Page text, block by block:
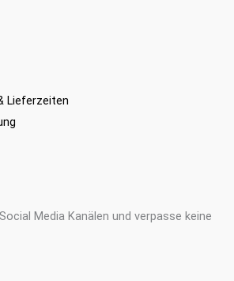
Lieferzeiten
Media Kanälen und verpasse keine